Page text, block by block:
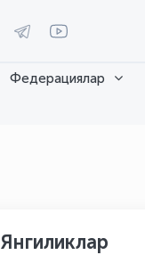
Федерациялар
Янгиликлар